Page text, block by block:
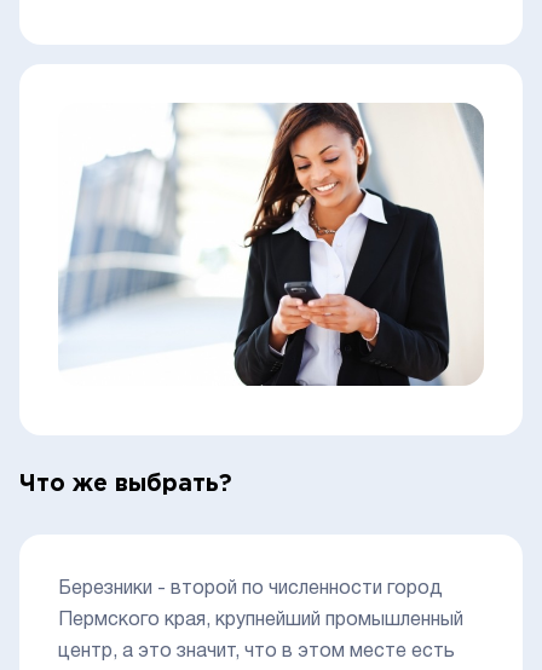
Что же выбрать?
Березники - второй по численности город
Пермского края, крупнейший промышленный
центр, а это значит, что в этом месте есть